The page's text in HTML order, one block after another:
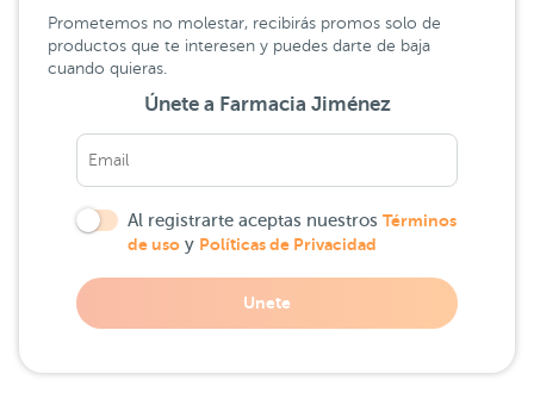
Prometemos no molestar, recibirás promos solo de
productos que te interesen y puedes darte de baja
cuando quieras.
Únete a Farmacia Jiménez
Al registrarte aceptas nuestros Términos
de uso y Políticas de Privacidad
Unete